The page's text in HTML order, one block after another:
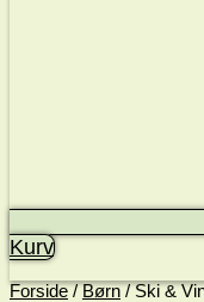
Kurv
Forside/Børn/ Ski &